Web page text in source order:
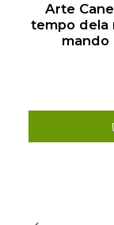
Arte
tempo dela
mando